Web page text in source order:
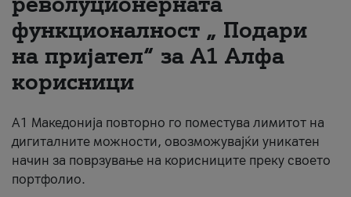
За нас
#ПодобарОнлајн
функционалност „ Подари
на пријател“ за А1 Алфа
корисници
А1 Македонија повторно го поместува лимитот на
дигиталните можности, овозможувајќи уникатен
начин за поврзување на корисниците преку своето
портфолио.